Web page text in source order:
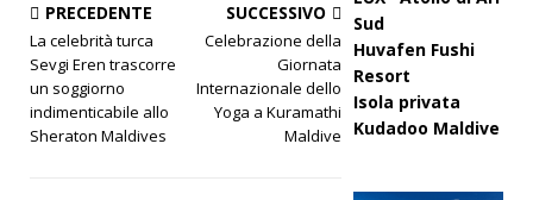
PRECEDENTE
La celebrità turca
Sevgi Eren trascorre
un soggiorno
indimenticabile allo
Sheraton Maldives
SUCCESSIVO
Celebrazione della
Giornata
Internazionale dello
Yoga a Kuramathi
Maldive
Sud
Huvafen Fushi
Resort
Isola privata
Kudadoo Maldive